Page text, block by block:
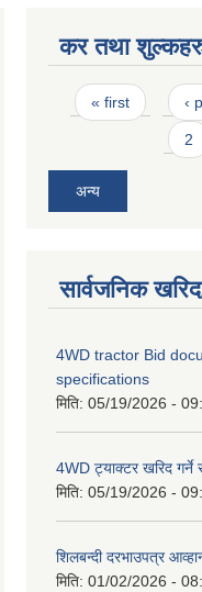
कर तथा
Pages
« first ‹
2
अन्य
सार्वजनिक
4WD tractor Bid
specifications
मिति: 05/19/2026 -
4WD ट्याक्टर खरिद गर्ने
मिति: 05/19/2026 -
शिलबन्दी दरभाउपत्र
मिति: 01/02/2026 -